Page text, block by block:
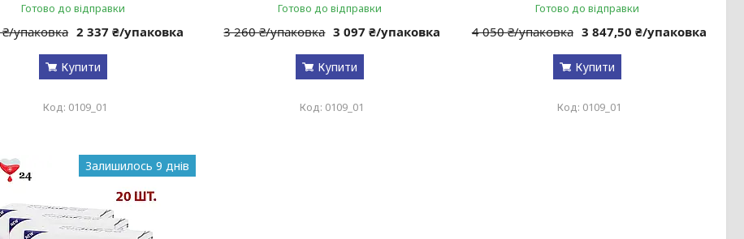
Готово до відправки
упаковка 2 337 ₴/упаковка
Купити
0109_01
Готово до відправки
3 260 ₴/упаковка 3 097 ₴/упаковка
Купити
0109_01
Готово до відправки
4 050 ₴/упаковка 3 847,50 ₴/упаковка
Купити
0109_01
Залишилось 9 днів